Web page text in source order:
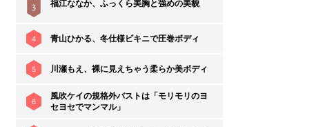
福江ななか、ふっくら美胸と強めの美貌
4 青山ひかる、冬仕様ビキニで圧巻ボディ
5 川瀬もえ、裸に見えちゃう柔らか美ボディ
6
風吹ケイの規格外バストは「モリモリのヨ
セヨセでマンマル」